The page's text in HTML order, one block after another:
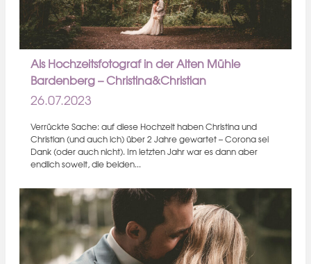
Als Hochzeitsfotograf in der Alten Mühle
Bardenberg – Christina&Christian
26.07.2023
Verrückte Sache: auf diese Hochzeit haben Christina und
Christian (und auch ich) über 2 Jahre gewartet – Corona sei
Dank (oder auch nicht). Im letzten Jahr war es dann aber
endlich soweit, die beiden...